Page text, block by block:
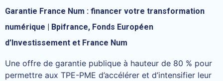
Garantie France Num : financer votre transformation
numérique | Bpifrance, Fonds Européen
d’Investissement et France Num
Une offre de garantie publique à hauteur de 80 % pour
permettre aux TPE-PME d’accélérer et d’intensifier leur